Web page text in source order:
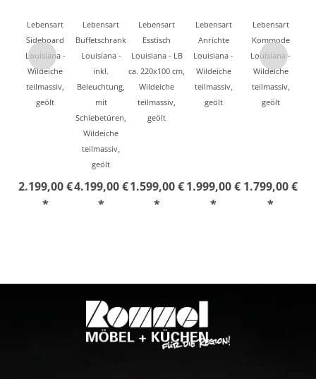
Lebensart
Sideboard
Louisiana -
Wildeiche
teilmassiv,
geölt
2.199,00 €
*
Lebensart
Buffetschrank
Louisiana -
inkl.
Beleuchtung,
mit
Schiebetüren,
Wildeiche
teilmassiv,
geölt
4.199,00 €
*
Lebensart
Esstisch
Louisiana - LB
ca. 220x100 cm,
Wildeiche
teilmassiv,
geölt
1.599,00 €
*
Lebensart
Anrichte
Louisiana -
Wildeiche
teilmassiv,
geölt
1.999,00 €
*
Lebensart
Kommode
Louisiana -
Wildeiche
teilmassiv,
geölt
1.799,00 €
*